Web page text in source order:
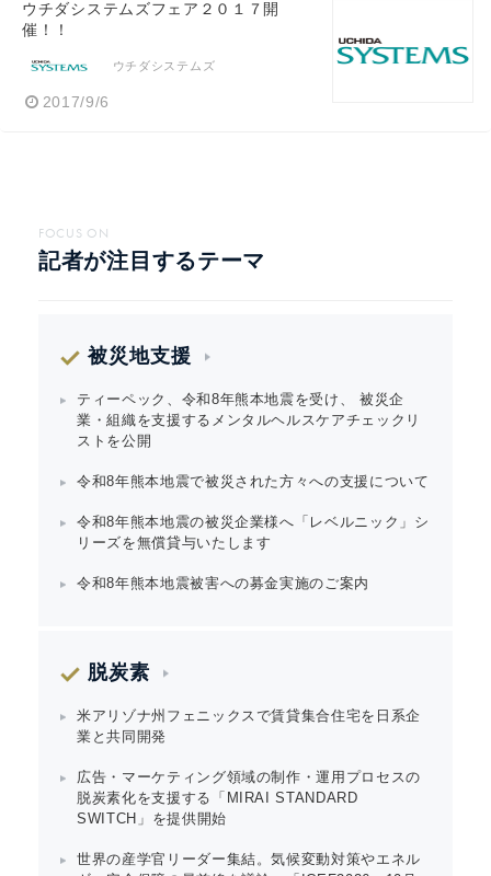
ウチダシステムズフェア２０１７開
催！！
ウチダシステムズ
2017/9/6
FOCUS ON
記者が注目するテーマ
被災地支援
ティーペック、令和8年熊本地震を受け、 被災企
業・組織を支援するメンタルヘルスケアチェックリ
ストを公開
令和8年熊本地震で被災された方々への支援について
令和8年熊本地震の被災企業様へ「レベルニック」シ
リーズを無償貸与いたします
令和8年熊本地震被害への募金実施のご案内
脱炭素
米アリゾナ州フェニックスで賃貸集合住宅を日系企
業と共同開発
広告・マーケティング領域の制作・運用プロセスの
脱炭素化を支援する「MIRAI STANDARD
SWITCH」を提供開始
世界の産学官リーダー集結。気候変動対策やエネル